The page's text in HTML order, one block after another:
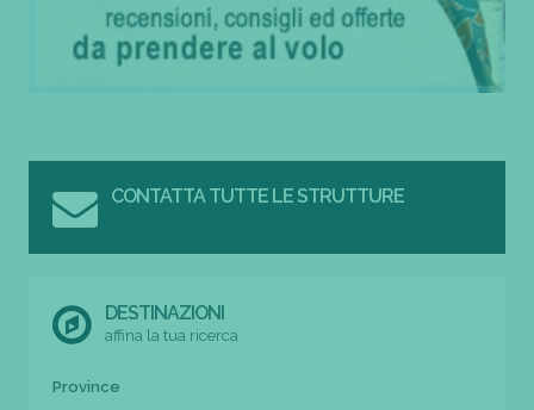
CONTATTA TUTTE LE STRUTTURE
DESTINAZIONI
affina la tua ricerca
Province